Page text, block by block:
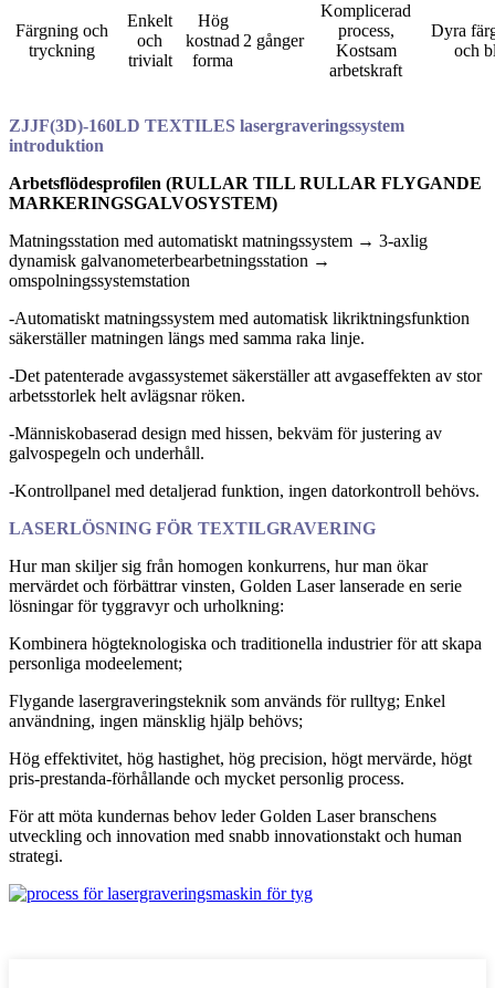
Färgning och
tryckning
Enkelt
och
trivialt
Hög
kostnad
forma
2 gånger
Komplicerad
process,
Kostsam
arbetskraft
Dyra
och
ZJJF(3D)-160LD TEXTILES lasergraveringssystem
introduktion
Arbetsflödesprofilen (RULLAR TILL RULLAR FLYGANDE
MARKERINGSGALVOSYSTEM)
Matningsstation med automatiskt matningssystem → 3-axlig
dynamisk galvanometerbearbetningsstation →
omspolningssystemstation
-Automatiskt matningssystem med automatisk likriktningsfunktion
säkerställer matningen längs med samma raka linje.
-Det patenterade avgassystemet säkerställer att avgaseffekten av stor
arbetsstorlek helt avlägsnar röken.
-Människobaserad design med hissen, bekväm för justering av
galvospegeln och underhåll.
-Kontrollpanel med detaljerad funktion, ingen datorkontroll behövs.
LASERLÖSNING FÖR TEXTILGRAVERING
Hur man skiljer sig från homogen konkurrens, hur man ökar
mervärdet och förbättrar vinsten, Golden Laser lanserade en serie
lösningar för tyggravyr och urholkning:
Kombinera högteknologiska och traditionella industrier för att skapa
personliga modeelement;
Flygande lasergraveringsteknik som används för rulltyg; Enkel
användning, ingen mänsklig hjälp behövs;
Hög effektivitet, hög hastighet, hög precision, högt mervärde, högt
pris-prestanda-förhållande och mycket personlig process.
För att möta kundernas behov leder Golden Laser branschens
utveckling och innovation med snabb innovationstakt och human
strategi.